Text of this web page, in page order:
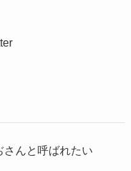
んと呼ばれたい